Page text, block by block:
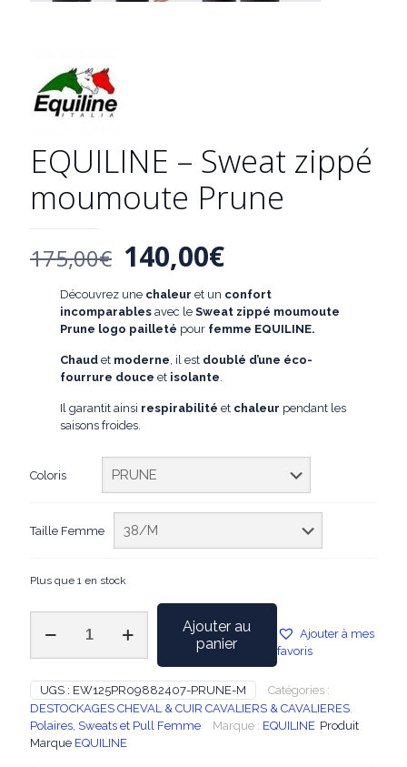
EQUILINE – Sweat zippé
moumoute Prune
175,00€ Le
prix
initial
était :
175,00€.
140,00€Le
prix
actuel
est :
140,00€.
Découvrez une chaleur et un confort
incomparables avec le Sweat zippé moumoute
Prune logo pailleté pour femme EQUILINE.
Chaud et moderne, il est doublé d’une éco-
fourrure douce et isolante.
Il garantit ainsi respirabilité et chaleur pendant les
saisons froides.
Coloris
Taille Femme
Plus que 1 en stock
Sweat
zippé
moumoute
Prune
Ajouter au
panier
Ajouter à mes
favoris
UGS : EW125PR09882407-PRUNE-M
Catégories :
DESTOCKAGES CHEVAL & CUIR CAVALIERS & CAVALIERES,
Polaires, Sweats et Pull Femme
Marque : EQUILINE Produit
Marque EQUILINE